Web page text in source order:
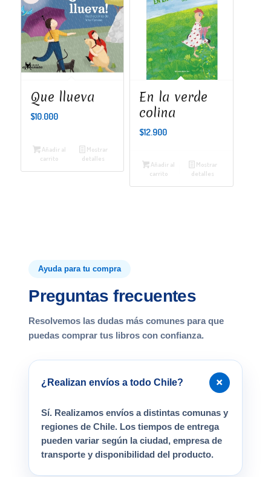
Que llueva
$10.000
Añadir al
carrito
Mostrar
detalles
En la verde
colina
$12.900
Añadir al
carrito
Mostrar
detalles
Ayuda para tu compra
Preguntas frecuentes
Resolvemos las dudas más comunes para que
puedas comprar tus libros con confianza.
¿Realizan envíos a todo Chile? +
Sí. Realizamos envíos a distintas comunas y
regiones de Chile. Los tiempos de entrega
pueden variar según la ciudad, empresa de
transporte y disponibilidad del producto.